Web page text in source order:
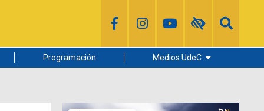
Programación Medios UdeC
Radio UdeC